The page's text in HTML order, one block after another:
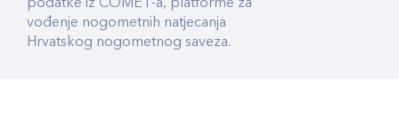
podatke iz COMET-a, platforme za
vođenje nogometnih natjecanja
Hrvatskog nogometnog saveza.